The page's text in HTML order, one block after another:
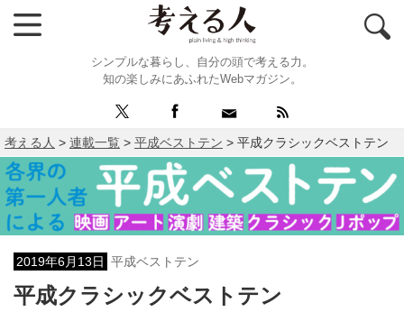
シンプルな暮らし、自分の頭で考える力。
知の楽しみにあふれたWebマガジン。
考える人 > 連載一覧 > 平成ベストテン > 平成クラシックベストテン
2019年6月13日 平成ベストテン
平成クラシックベストテン